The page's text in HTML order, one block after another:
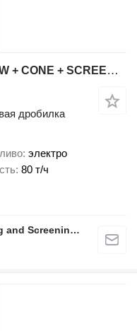
Fabo MCK-65 SEMI-MOBILE JAW + CONE + SCREEN | 60-100 TPH
дробилка
электро
80 т/ч
FABO Mobile & Stationary Crushing and Screening Plants | Concrete Batching Plants Manufacturer